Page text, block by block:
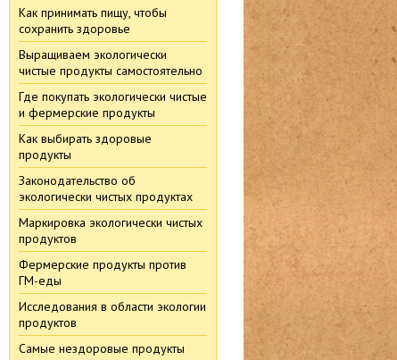
Как принимать пищу, чтобы
сохранить здоровье
Выращиваем экологически
чистые продукты самостоятельно
Где покупать экологически чистые
и фермерские продукты
Как выбирать здоровые
продукты
Законодательство об
экологически чистых продуктах
Маркировка экологически чистых
продуктов
Фермерские продукты против
ГМ-еды
Исследования в области экологии
продуктов
Самые нездоровые продукты